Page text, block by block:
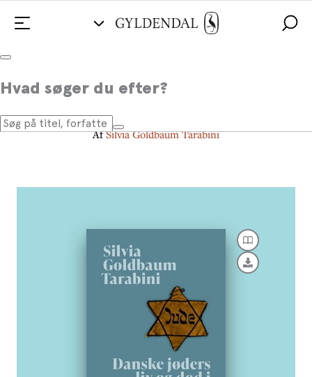
Hvad søger du efter?
Danske jøders liv og død i
Theresienstadt
AfSilvia Goldbaum Tarabini